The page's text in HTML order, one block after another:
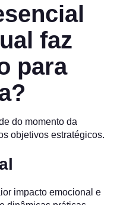
faz
para
do momento da
objetivos estratégicos.
impacto emocional e